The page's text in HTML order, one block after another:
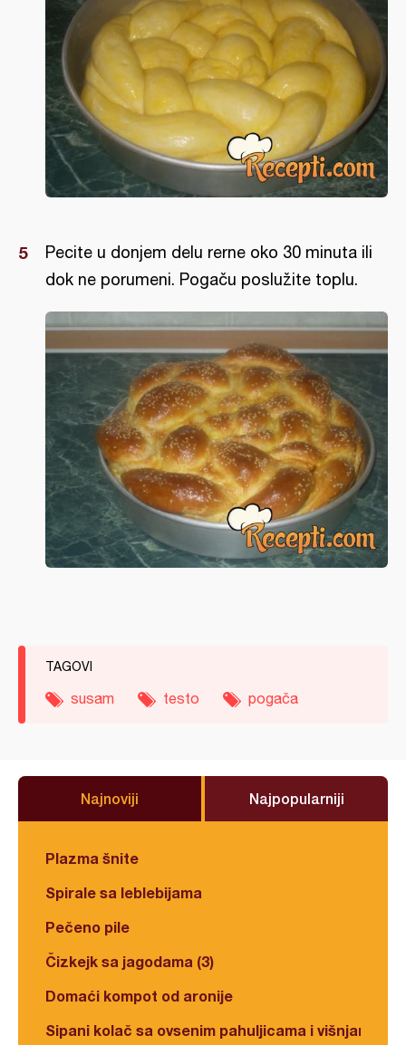
Pecite u donjem delu rerne oko 30 minuta ili
dok ne porumeni. Pogaču poslužite toplu.
TAGOVI
susam testo pogača
Najnoviji Najpopularniji
Plazma šnite
Spirale sa leblebijama
Pečeno pile
Čizkejk sa jagodama (3)
Domaći kompot od aronije
Sipani kolač sa ovsenim pahuljicama i višnjama